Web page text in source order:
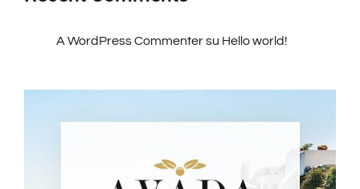
A WordPress Commentersu Hello world!